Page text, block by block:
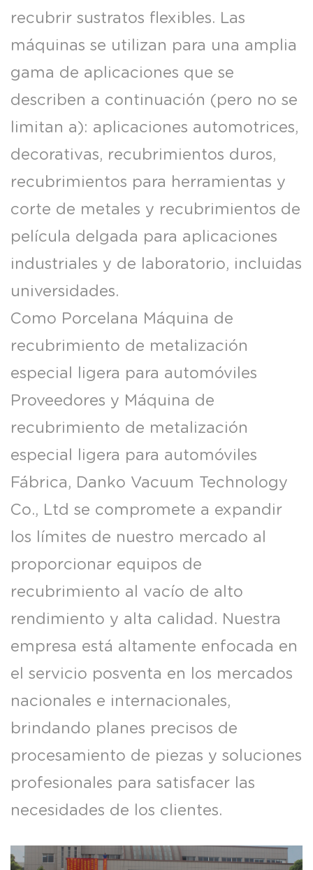
recubrir sustratos flexibles. Las
máquinas se utilizan para una amplia
gama de aplicaciones que se
describen a continuación (pero no se
limitan a): aplicaciones automotrices,
decorativas, recubrimientos duros,
recubrimientos para herramientas y
corte de metales y recubrimientos de
película delgada para aplicaciones
industriales y de laboratorio, incluidas
universidades.
Como Porcelana Máquina de
recubrimiento de metalización
especial ligera para automóviles
Proveedores y Máquina de
recubrimiento de metalización
especial ligera para automóviles
Fábrica, Danko Vacuum Technology
Co., Ltd se compromete a expandir
los límites de nuestro mercado al
proporcionar equipos de
recubrimiento al vacío de alto
rendimiento y alta calidad. Nuestra
empresa está altamente enfocada en
el servicio posventa en los mercados
nacionales e internacionales,
brindando planes precisos de
procesamiento de piezas y soluciones
profesionales para satisfacer las
necesidades de los clientes.